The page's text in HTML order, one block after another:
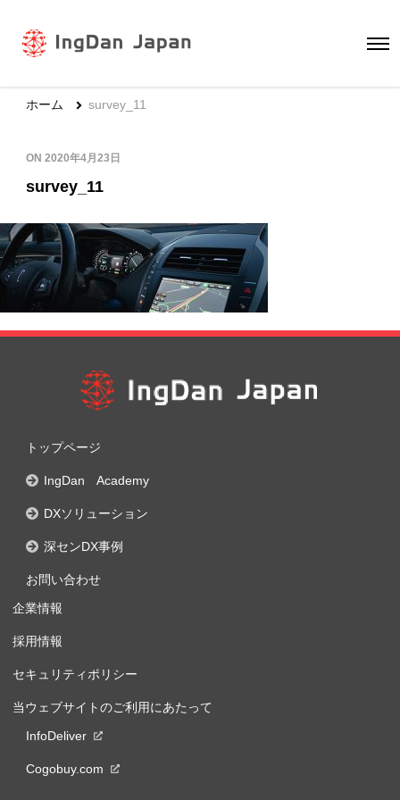
ホーム survey_11
ON 2020年4月23日
survey_11
トップページ
IngDan Academy
DXソリューション
深センDX事例
お問い合わせ
企業情報
採用情報
セキュリティポリシー
当ウェブサイトのご利用にあたって
InfoDeliver
Cogobuy.com